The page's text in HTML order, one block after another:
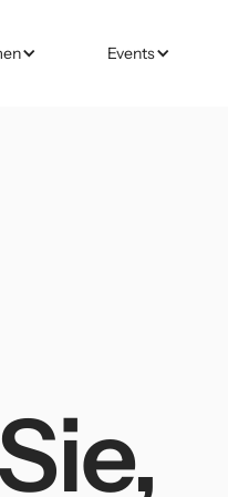
Events